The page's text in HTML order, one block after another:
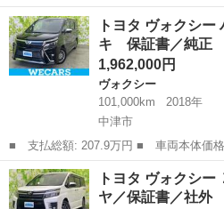
名： トヨタ ■ 車種名： ヴォクシー
－Ｘ 二列シート５人乗り ナビ Ｔ
ｏｏｔｈオーディ...
熊本 熊本市 ヴォクシー
トヨタ ヴォクシー
キ 保証書／純正
1,962,000円
ヴォクシー
101,000km
2018年
中津市
■ 支払総額: 207.9万円 ■ 車両本体価格： 1,962,000 円 ■ メーカ
ー名： トヨタ ■ 車種名： ヴォクシ
リッドＺＳキラメキ 保証書／純正 １
全装置／...
大分 中津市 ヴォクシー
トヨタ ヴォクシ
ヤ／保証書／社